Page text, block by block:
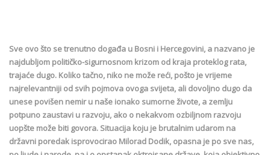
Sve ovo što se trenutno događa u Bosni i Hercegovini, a nazvano je
najdubljom političko-sigurnosnom krizom od kraja proteklog rata,
trajaće dugo. Koliko tačno, niko ne može reći, pošto je vrijeme
najrelevantniji od svih pojmova ovoga svijeta, ali dovoljno dugo da
unese povišen nemir u naše ionako sumorne živote, a zemlju
potpuno zaustavi u razvoju, ako o nekakvom ozbiljnom razvoju
uopšte može biti govora. Situacija koju je brutalnim udarom na
državni poredak isprovocirao Milorad Dodik, opasna je po sve nas,